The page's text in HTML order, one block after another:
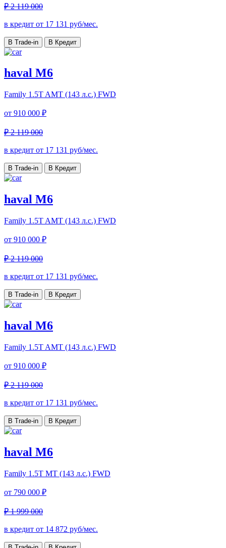
₽ 2 119 000
в кредит от 17 131 руб/мес.
В Trade-in В Кредит
haval M6
Family 1.5T AMT (143 л.с.) FWD
от 910 000 ₽
₽ 2 119 000
в кредит от 17 131 руб/мес.
В Trade-in В Кредит
haval M6
Family 1.5T AMT (143 л.с.) FWD
от 910 000 ₽
₽ 2 119 000
в кредит от 17 131 руб/мес.
В Trade-in В Кредит
haval M6
Family 1.5T AMT (143 л.с.) FWD
от 910 000 ₽
₽ 2 119 000
в кредит от 17 131 руб/мес.
В Trade-in В Кредит
haval M6
Family 1.5T MT (143 л.с.) FWD
от 790 000 ₽
₽ 1 999 000
в кредит от 14 872 руб/мес.